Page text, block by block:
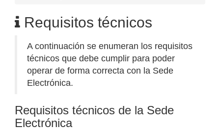
Requisitos técnicos
A continuación se enumeran los requisitos
técnicos que debe cumplir para poder
operar de forma correcta con la Sede
Electrónica.
Requisitos técnicos de la Sede
Electrónica